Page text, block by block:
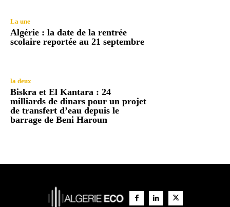
La une
Algérie : la date de la rentrée
scolaire reportée au 21 septembre
la deux
Biskra et El Kantara : 24
milliards de dinars pour un projet
de transfert d’eau depuis le
barrage de Beni Haroun